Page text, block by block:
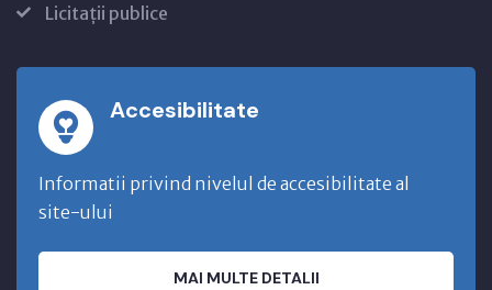
Licitații publice
Accesibilitate
Informatii privind nivelul de accesibilitate al
site-ului
MAI MULTE DETALII